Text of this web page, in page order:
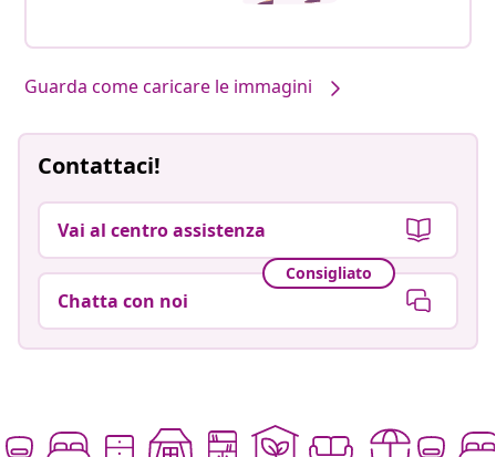
Guarda come caricare le immagini
Contattaci!
Vai al centro assistenza
Consigliato
Chatta con noi